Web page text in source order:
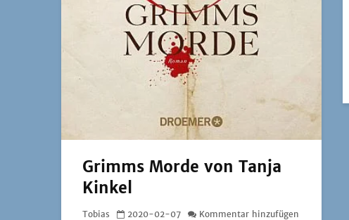
Grimms Morde von Tanja
Kinkel
Tobias 2020-02-07 Kommentar hinzufügen